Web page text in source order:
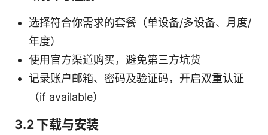
选择符合你需求的套餐（单设备/多设备、月度/
年度）
使用官方渠道购买，避免第三方坑货
记录账户邮箱、密码及验证码，开启双重认证
（if available）
3.2 下载与安装